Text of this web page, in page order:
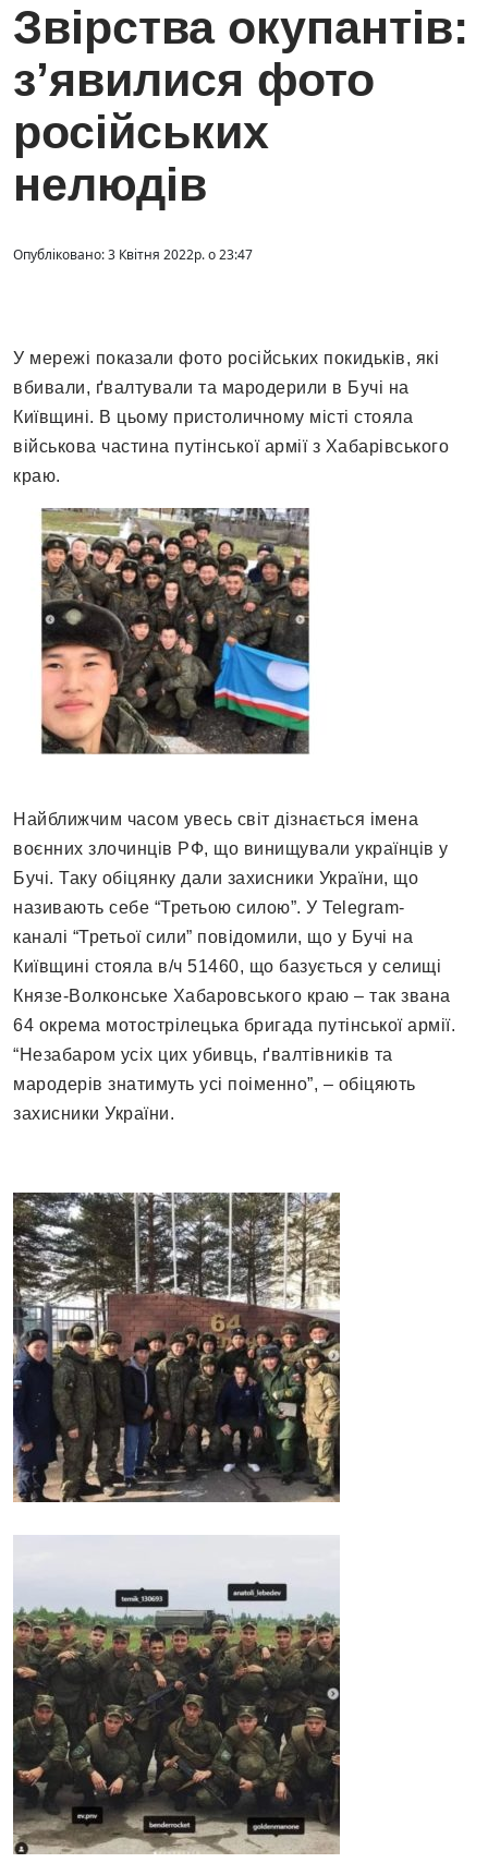
Звірства окупантів:
з’явилися фото
російських
нелюдів
Опубліковано: 3 Квітня 2022р. о 23:47
У мережі показали фото російських покидьків, які
вбивали, ґвалтували та мародерили в Бучі на
Київщині. В цьому пристоличному місті стояла
військова частина путінської армії з Хабарівського
краю.
Найближчим часом увесь світ дізнається імена
воєнних злочинців РФ, що винищували українців у
Бучі. Таку обіцянку дали захисники України, що
називають себе “Третьою силою”. У Telegram-
каналі “Третьої сили” повідомили, що у Бучі на
Київщині стояла в/ч 51460, що базується у селищі
Князе-Волконське Хабаровського краю – так звана
64 окрема мотострілецька бригада путінської армії.
“Незабаром усіх цих убивць, ґвалтівників та
мародерів знатимуть усі поіменно”, – обіцяють
захисники України.